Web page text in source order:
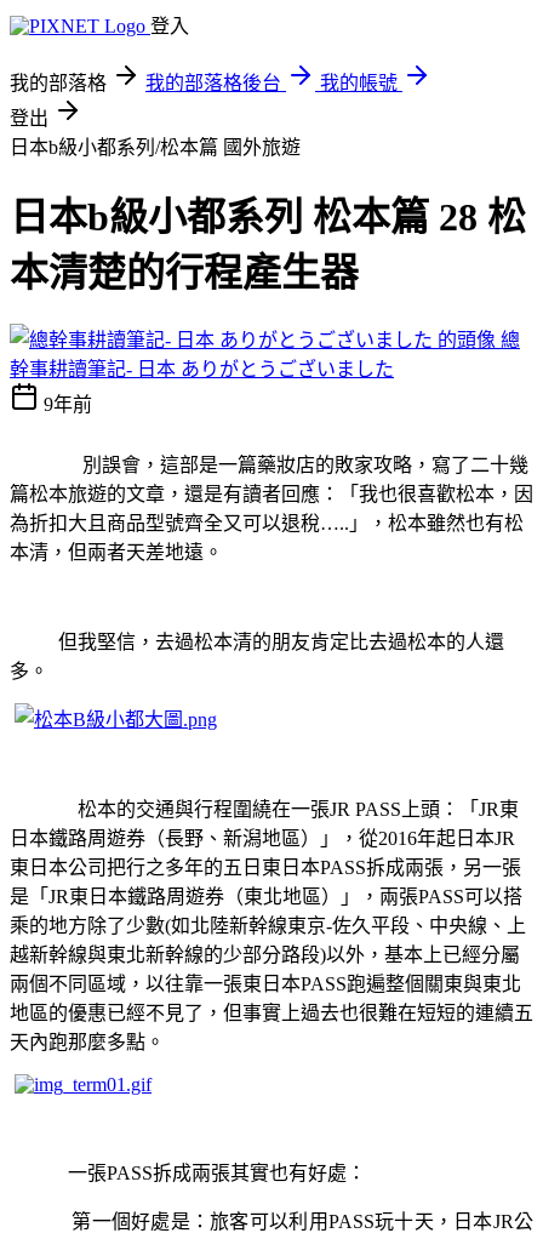
登入
我的部落格 我的部落格後台
我的帳號
登出
日本b級小都系列/松本篇 國外旅遊
日本b級小都系列 松本篇 28 松
本清楚的行程產生器
總
幹事耕讀筆記- 日本 ありがとうございました
9年前
別誤會，這部是一篇藥妝店的敗家攻略，寫了二十幾
篇松本旅遊的文章，還是有讀者回應：「我也很喜歡松本，因
為折扣大且商品型號齊全又可以退稅….. 」，松本雖然也有松
本清，但兩者天差地遠。
但我堅信，去過松本清的朋友肯定比去過松本的人還
多。
松本的交通與行程圍繞在一張JR PASS 上頭：「 JR東
日本鐵路周遊券（長野、新潟地區）」，從2016年起日本JR
東日本公司把行之多年的五日東日本PASS拆成兩張，另一張
是「 JR東日本鐵路周遊券（東北地區）」，兩張PASS可以搭
乘的地方除了少數(如北陸新幹線東京-佐久平段、中央線、上
越新幹線與東北新幹線的少部分路段)以外，基本上已經分屬
兩個不同區域，以往靠一張東日本PASS跑遍整個關東與東北
地區的優惠已經不見了，但事實上過去也很難在短短的連續五
天內跑那麼多點。
一張PASS拆成兩張其實也有好處：
第一個好處是：旅客可以利用PASS玩十天，日本JR公